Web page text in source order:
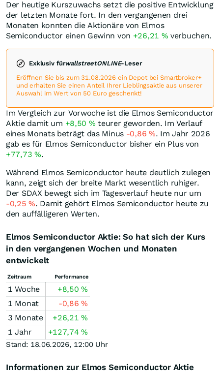
Der heutige Kurszuwachs setzt die positive Entwicklung
der letzten Monate fort. In den vergangenen drei
Monaten konnten die Aktionäre von Elmos
Semiconductor einen Gewinn von +26,21 % verbuchen.
Exklusiv fürwallstreetONLINE-Leser
Eröffnen Sie bis zum 31.08.2026 ein Depot bei Smartbroker+
und erhalten Sie einen Anteil Ihrer Lieblingsaktie aus unserer
Auswahl im Wert von 50 Euro geschenkt!
Im Vergleich zur Vorwoche ist die Elmos Semiconductor
Aktie damit um +8,50 % teurer geworden. Im Verlauf
eines Monats beträgt das Minus -0,86 %. Im Jahr 2026
gab es für Elmos Semiconductor bisher ein Plus von
+77,73 %.
Während Elmos Semiconductor heute deutlich zulegen
kann, zeigt sich der breite Markt wesentlich ruhiger.
Der SDAX bewegt sich im Tagesverlauf heute nur um
-0,25%. Damit gehört Elmos Semiconductor heute zu
den auffälligeren Werten.
Elmos Semiconductor Aktie: So hat sich der Kurs
in den vergangenen Wochen und Monaten
entwickelt
Zeitraum Performance
1 Woche +8,50%
1 Monat
-0,86%
3 Monate
+26,21%
1 Jahr
+127,74%
Stand: 18.06.2026, 12:00 Uhr
Informationen zur Elmos Semiconductor Aktie